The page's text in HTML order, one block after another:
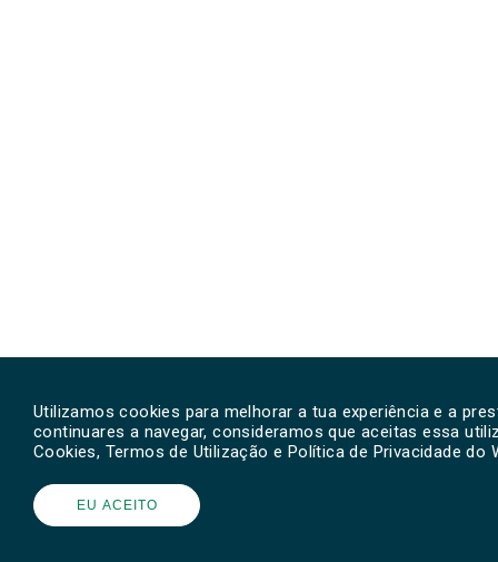
Utilizamos cookies para melhorar a tua experiência e a
continuares a navegar, consideramos que aceitas essa
Cookies, Termos de Utilização e Política de Privacidade do
EU ACEITO